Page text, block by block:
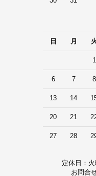
日
月
1
6 7 8
13 14
20 21
27 28
定休日：
お問合